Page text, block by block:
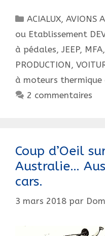
!
!
Catégories
ACIALUX,AVIONS
ou Etablissement
à pédales, JEEP, MFA,
PRODUCTION ,
à moteurs thermique
2 commentaires
Coup d’Oeil
Australie…
cars.
3 mars 2018 par